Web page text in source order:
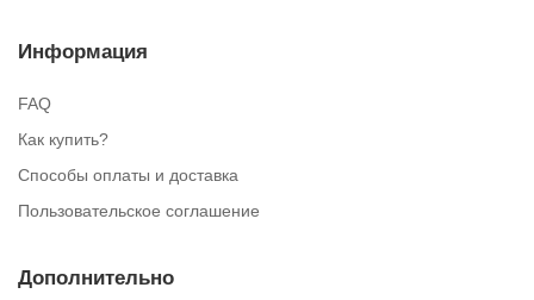
Информация
FAQ
Как купить?
Способы оплаты и доставка
Пользовательское соглашение
Дополнительно